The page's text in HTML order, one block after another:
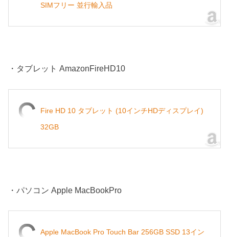
SIMフリー 並行輸入品
・タブレット AmazonFireHD10
Fire HD 10 タブレット (10インチHDディスプレイ)
32GB
・パソコン Apple MacBookPro
Apple MacBook Pro Touch Bar 256GB SSD 13イン